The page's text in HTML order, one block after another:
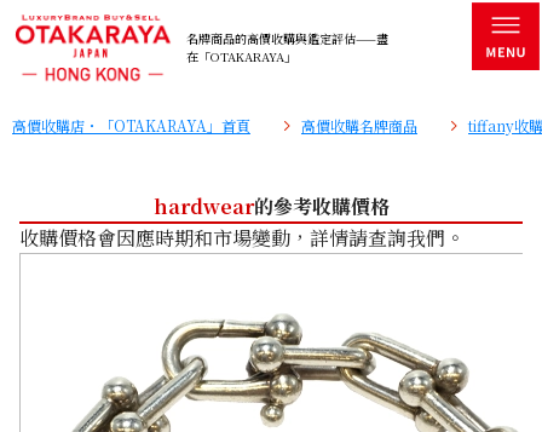
名牌商品的高價收購與鑑定評估——盡
在「OTAKARAYA」
高價收購店・「OTAKARAYA」首頁 高價收購名牌商品 tiffany收
hardwear的參考收購價格
收購價格會因應時期和市場變動，詳情請查詢我們。